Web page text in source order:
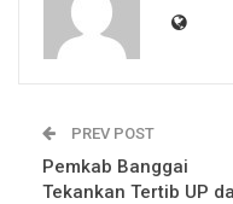
PREV POST
Pemkab Banggai
Tekankan Tertib UP